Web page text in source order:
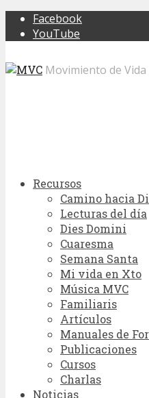
Facebook
YouTube
Movimiento de
Recursos
Camino hacia
Lecturas del día
Dies Domini
Cuaresma
Semana Santa
Mi vida en Xto
Música MVC
Familiaris
Artículos
Manuales de
Publicaciones
Cursos
Charlas
Noticias